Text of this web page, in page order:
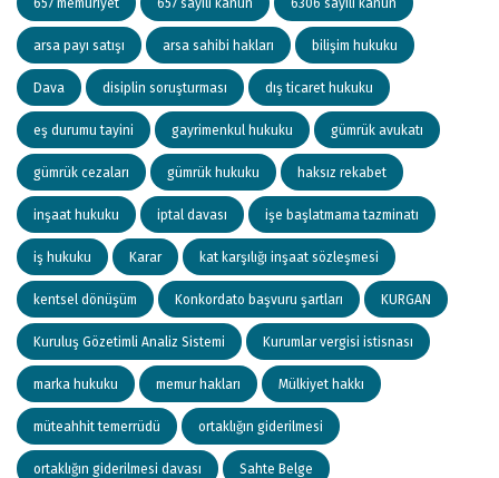
657 memuriyet 657 sayılı kanun 6306 sayılı kanun
arsa payı satışı arsa sahibi hakları bilişim hukuku
Dava disiplin soruşturması dış ticaret hukuku
eş durumu tayini gayrimenkul hukuku gümrük avukatı
gümrük cezaları gümrük hukuku haksız rekabet
inşaat hukuku iptal davası işe başlatmama tazminatı
iş hukuku Karar kat karşılığı inşaat sözleşmesi
kentsel dönüşüm Konkordato başvuru şartları KURGAN
Kuruluş Gözetimli Analiz Sistemi Kurumlar vergisi istisnası
marka hukuku memur hakları Mülkiyet hakkı
müteahhit temerrüdü ortaklığın giderilmesi
ortaklığın giderilmesi davası Sahte Belge